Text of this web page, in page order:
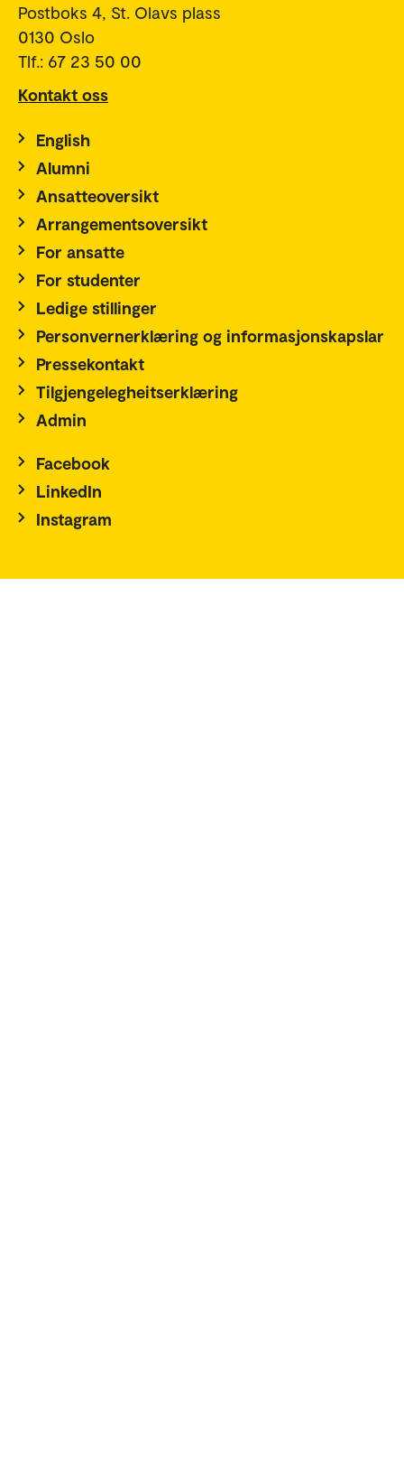
Postboks 4, St. Olavs plass
0130 Oslo
Tlf.: 67 23 50 00
Kontakt oss
English
Alumni
Ansatteoversikt
Arrangementsoversikt
For ansatte
For studenter
Ledige stillinger
Personvernerklæring og informasjonskapslar
Pressekontakt
Tilgjengelegheitserklæring
Admin
Facebook
LinkedIn
Instagram